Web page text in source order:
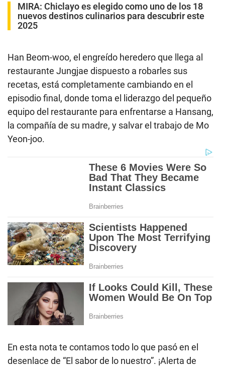
MIRA: Chiclayo es elegido como uno de los 18
nuevos destinos culinarios para descubrir este
2025
Han Beom-woo, el engreído heredero que llega al
restaurante Jungjae dispuesto a robarles sus
recetas, está completamente cambiando en el
episodio final, donde toma el liderazgo del pequeño
equipo del restaurante para enfrentarse a Hansang,
la compañía de su madre, y salvar el trabajo de Mo
Yeon-joo.
En esta nota te contamos todo lo que pasó en el
desenlace de “El sabor de lo nuestro”. ¡Alerta de